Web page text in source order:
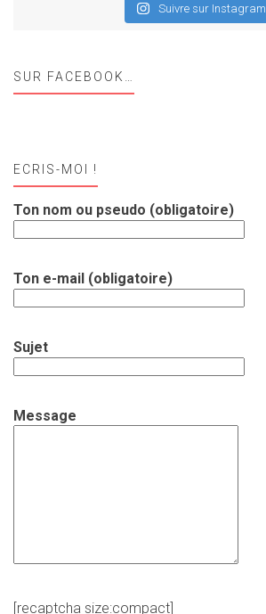
Suivre sur Instagram
SUR FACEBOOK…
ECRIS-MOI !
Ton nom ou pseudo (obligatoire)
Ton e-mail (obligatoire)
Sujet
Message
[recaptcha size:compact]